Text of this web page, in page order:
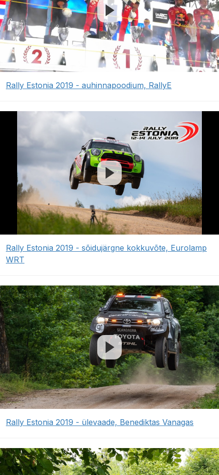
Rally Estonia 2019 - auhinnapoodium, RallyE
Rally Estonia 2019 - sõidujärgne kokkuvõte, Eurolamp
WRT
Rally Estonia 2019 - ülevaade, Benediktas Vanagas